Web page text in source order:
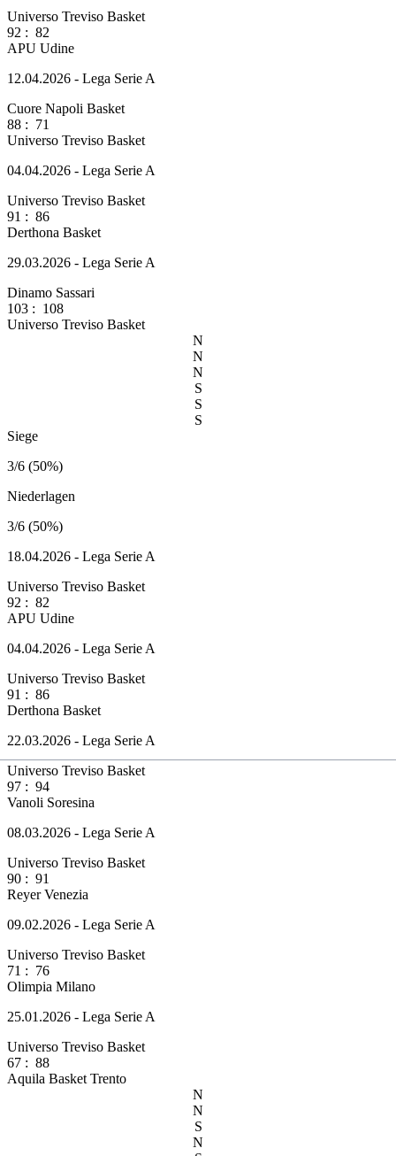
Universo Treviso Basket
92 : 82
APU Udine
12.04.2026 - Lega Serie A
Cuore Napoli Basket
88 : 71
Universo Treviso Basket
04.04.2026 - Lega Serie A
Universo Treviso Basket
91 : 86
Derthona Basket
29.03.2026 - Lega Serie A
Dinamo Sassari
103 : 108
Universo Treviso Basket
N
N
N
S
S
S
Siege
3/6 (50%)
Niederlagen
3/6 (50%)
18.04.2026 - Lega Serie A
Universo Treviso Basket
92 : 82
APU Udine
04.04.2026 - Lega Serie A
Universo Treviso Basket
91 : 86
Derthona Basket
22.03.2026 - Lega Serie A
Universo Treviso Basket
97 : 94
Vanoli Soresina
08.03.2026 - Lega Serie A
Universo Treviso Basket
90 : 91
Reyer Venezia
09.02.2026 - Lega Serie A
Universo Treviso Basket
71 : 76
Olimpia Milano
25.01.2026 - Lega Serie A
Universo Treviso Basket
67 : 88
Aquila Basket Trento
N
N
S
N